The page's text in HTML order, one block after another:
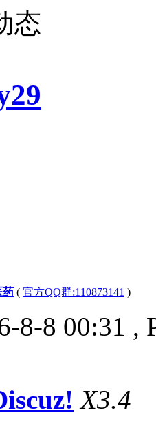
态
药 ( 官方QQ群:110873141 )
8-8 00:31 ,
X3.4